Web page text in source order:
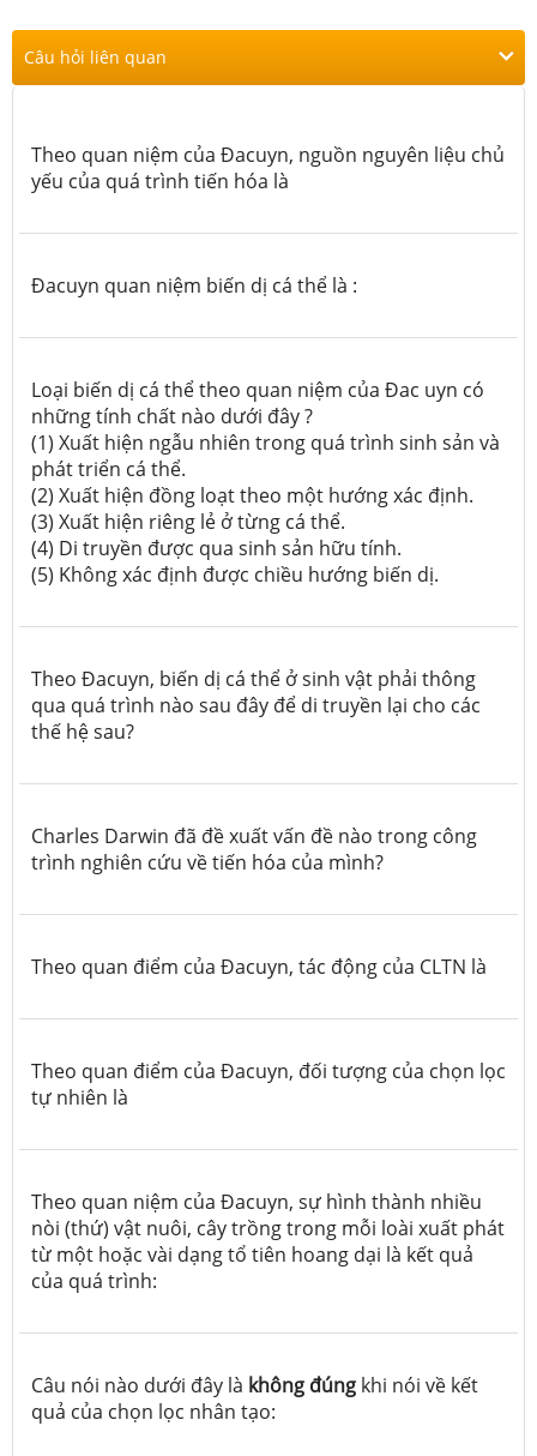
Câu hỏi liên quan
Theo quan niệm của Đacuyn, nguồn nguyên liệu chủ
yếu của quá trình tiến hóa là
Đacuyn quan niệm biến dị cá thể là :
Loại biến dị cá thể theo quan niệm của Đac uyn có
những tính chất nào dưới đây ?
(1) Xuất hiện ngẫu nhiên trong quá trình sinh sản và
phát triển cá thể.
(2) Xuất hiện đồng loạt theo một hướng xác định.
(3) Xuất hiện riêng lẻ ở từng cá thể.
(4) Di truyền được qua sinh sản hữu tính.
(5) Không xác định được chiều hướng biến dị.
Theo Đacuyn, biến dị cá thể ở sinh vật phải thông
qua quá trình nào sau đây để di truyền lại cho các
thế hệ sau?
Charles Darwin đã đề xuất vấn đề nào trong công
trình nghiên cứu về tiến hóa của mình?
Theo quan điểm của Đacuyn, tác động của CLTN là
Theo quan điểm của Đacuyn, đối tượng của chọn lọc
tự nhiên là
Theo quan niệm của Đacuyn, sự hình thành nhiều
nòi (thứ) vật nuôi, cây trồng trong mỗi loài xuất phát
từ một hoặc vài dạng tổ tiên hoang dại là kết quả
của quá trình:
Câu nói nào dưới đây là không đúng khi nói về kết
quả của chọn lọc nhân tạo: